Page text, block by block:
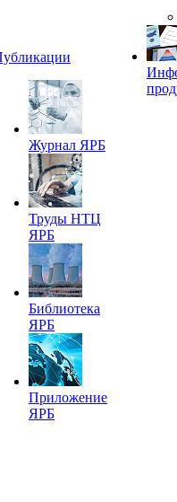
Журнал ЯРБ
Труды НТЦ
ЯРБ
Библиотека
ЯРБ
Приложение
ЯРБ